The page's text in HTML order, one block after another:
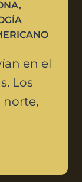
,
en el
Los
norte,